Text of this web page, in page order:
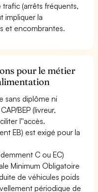
(arrêts fréquents,
impliquer la
et encombrantes.
pour le métier
sans diplôme ni
BEP (livreur,
l''accès.
EB) est exigé pour la
C ou EC)
Minimum Obligatoire
de véhicules poids
périodique de